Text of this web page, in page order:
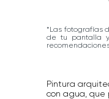
*Las fotografías
de tu pantalla
Pintura
con agua, que